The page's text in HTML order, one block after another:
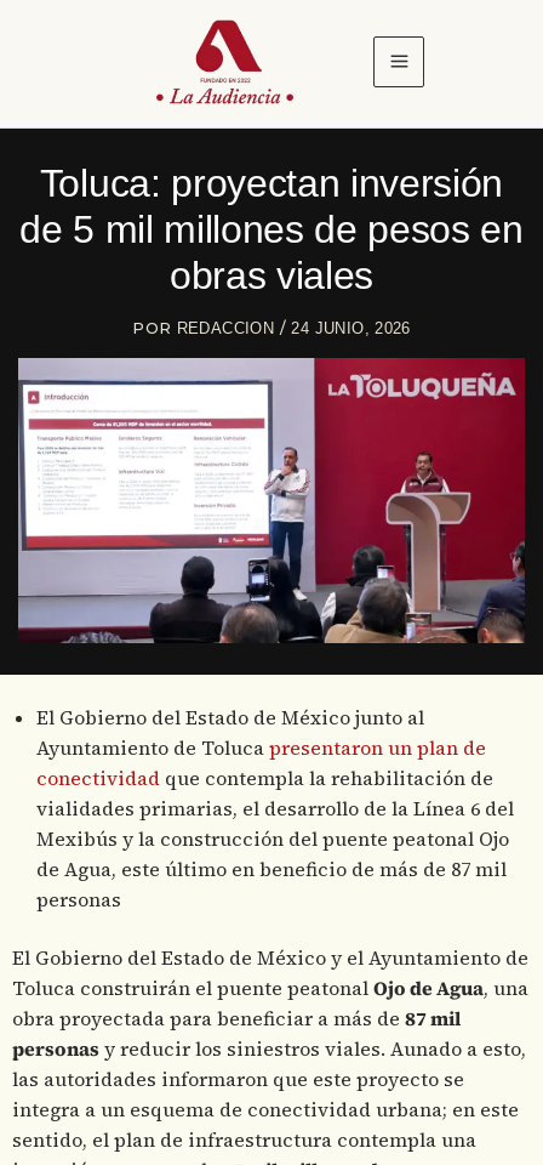
Toluca: proyectan inversión
de 5 mil millones de pesos en
obras viales
POR REDACCION / 24 JUNIO, 2026
El Gobierno del Estado de México junto al
Ayuntamiento de Tolucapresentaron un plan de
conectividad que contempla la rehabilitación de
vialidades primarias, el desarrollo de la Línea 6 del
Mexibús y la construcción del puente peatonal Ojo
de Agua, este último en beneficio de más de 87 mil
personas
El Gobierno del Estado de México y el Ayuntamiento de
Toluca construirán el puente peatonalOjo de Agua, una
obra proyectada para beneficiar a más de 87 mil
personasy reducir los siniestros viales. Aunado a esto,
las autoridades informaron que este proyecto se
integra a un esquema de conectividad urbana; en este
sentido, el plan de infraestructura contempla una